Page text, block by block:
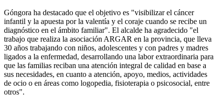
Góngora ha destacado que el objetivo es "visibilizar el cáncer
infantil y la apuesta por la valentía y el coraje cuando se recibe un
diagnóstico en el ámbito familiar". El alcalde ha agradecido "el
trabajo que realiza la asociación ARGAR en la provincia, que lleva
30 años trabajando con niños, adolescentes y con padres y madres
ligados a la enfermedad, desarrollando una labor extraordinaria para
que las familias reciban una atención integral de calidad en base a
sus necesidades, en cuanto a atención, apoyo, medios, actividades
de ocio o en áreas como logopedia, fisioterapia o psicosocial, entre
otros".